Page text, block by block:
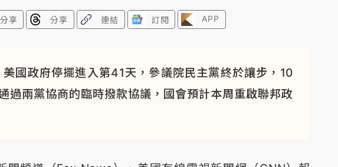
分享 分享 連結 訂閱 APP
美國政府停擺進入第41天，參議院民主黨終於讓步，10
過兩黨協商的臨時撥款協議，國會預計本周重啟聯邦政